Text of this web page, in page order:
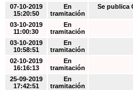
07-10-2019
15:20:50
En
tramitación
Se publica
03-10-2019
11:00:30
En
tramitación
03-10-2019
10:58:51
En
tramitación
02-10-2019
16:16:13
En
tramitación
25-09-2019
17:42:51
En
tramitación